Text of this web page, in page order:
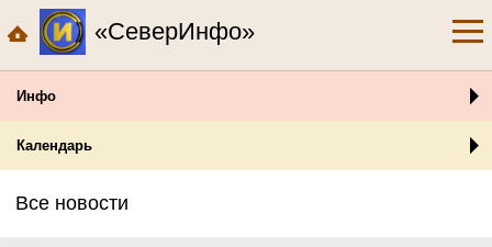
«СеверИнфо»
Инфо
Календарь
Все новости